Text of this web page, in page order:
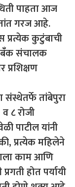
पाहता आज
गरज आहे.
प्रत्येक कुटुंबाची
बॅँक संचालक
प्रशिक्षण
संस्थेतर्फे तांबेपुरा
८ रोजी
पाटील यांनी
प्रत्येक महिलेने
काम आणि
होत पर्यायी